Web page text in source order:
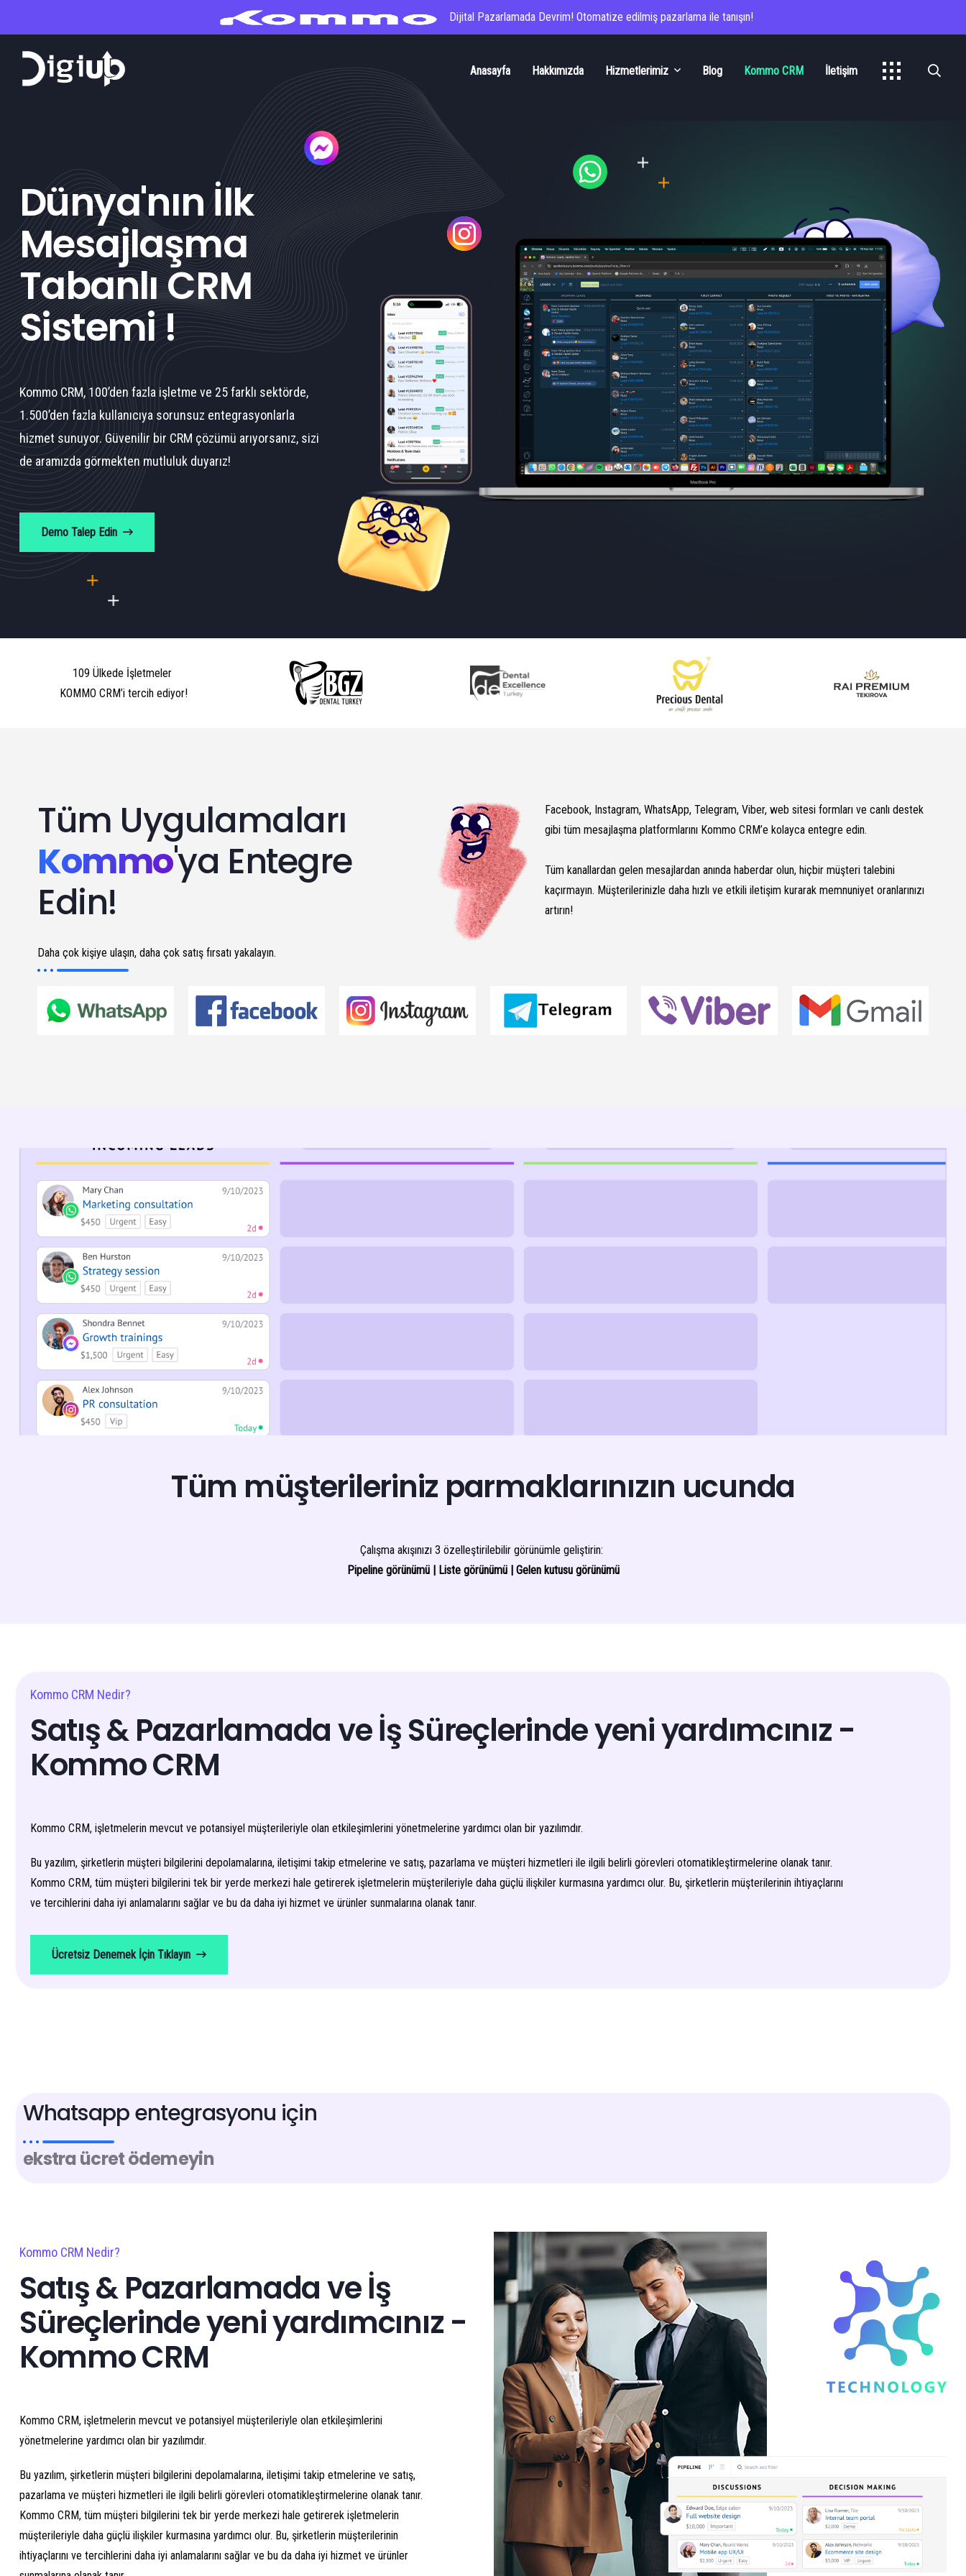
Dijital Pazarlamada Devrim! Otomatize edilmiş pazarlama ile tanışın!
Anasayfa Hakkımızda Hizmetlerimiz Blog Kommo CRM İletişim
Dünya'nın İlk
Mesajlaşma
Tabanlı CRM
Sistemi !
Kommo CRM, 100’den fazla işletme ve 25 farklı sektörde,
1.500’den fazla kullanıcıya sorunsuz entegrasyonlarla
hizmet sunuyor. Güvenilir bir CRM çözümü arıyorsanız, sizi
de aramızda görmekten mutluluk duyarız!
Demo Talep Edin
109 Ülkede İşletmeler
KOMMO CRM’i tercih ediyor!
Tüm Uygulamaları
Kommo'ya Entegre
Edin!
Daha çok kişiye ulaşın, daha çok satış fırsatı yakalayın.
Facebook, Instagram, WhatsApp, Telegram, Viber, web sitesi formları ve canlı destek
gibi tüm mesajlaşma platformlarını Kommo CRM’e kolayca entegre edin.
Tüm kanallardan gelen mesajlardan anında haberdar olun, hiçbir müşteri talebini
kaçırmayın. Müşterilerinizle daha hızlı ve etkili iletişim kurarak memnuniyet oranlarınızı
artırın!
Tüm müşterileriniz parmaklarınızın ucunda
Çalışma akışınızı 3 özelleştirilebilir görünümle geliştirin:
Pipeline görünümü | Liste görünümü | Gelen kutusu görünümü
Kommo CRM Nedir?
Satış & Pazarlamada ve İş Süreçlerinde yeni yardımcınız -
Kommo CRM
Kommo CRM, işletmelerin mevcut ve potansiyel müşterileriyle olan etkileşimlerini yönetmelerine yardımcı olan bir yazılımdır.
Bu yazılım, şirketlerin müşteri bilgilerini depolamalarına, iletişimi takip etmelerine ve satış, pazarlama ve müşteri hizmetleri ile ilgili belirli görevleri otomatikleştirmelerine olanak tanır.
Kommo CRM, tüm müşteri bilgilerini tek bir yerde merkezi hale getirerek işletmelerin müşterileriyle daha güçlü ilişkiler kurmasına yardımcı olur. Bu, şirketlerin müşterilerinin ihtiyaçlarını
ve tercihlerini daha iyi anlamalarını sağlar ve bu da daha iyi hizmet ve ürünler sunmalarına olanak tanır.
Ücretsiz Denemek İçin Tıklayın
Whatsapp entegrasyonu için
ekstra ücret ödemeyin
Kommo CRM Nedir?
Satış & Pazarlamada ve İş
Süreçlerinde yeni yardımcınız -
Kommo CRM
Kommo CRM, işletmelerin mevcut ve potansiyel müşterileriyle olan etkileşimlerini
yönetmelerine yardımcı olan bir yazılımdır.
Bu yazılım, şirketlerin müşteri bilgilerini depolamalarına, iletişimi takip etmelerine ve satış,
pazarlama ve müşteri hizmetleri ile ilgili belirli görevleri otomatikleştirmelerine olanak tanır.
Kommo CRM, tüm müşteri bilgilerini tek bir yerde merkezi hale getirerek işletmelerin
müşterileriyle daha güçlü ilişkiler kurmasına yardımcı olur. Bu, şirketlerin müşterilerinin
ihtiyaçlarını ve tercihlerini daha iyi anlamalarını sağlar ve bu da daha iyi hizmet ve ürünler